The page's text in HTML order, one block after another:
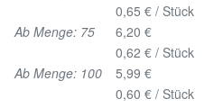
0,65 € / Stück
Ab Menge: 75
6,20 €
0,62 € / Stück
Ab Menge: 100
5,99 €
0,60 € / Stück